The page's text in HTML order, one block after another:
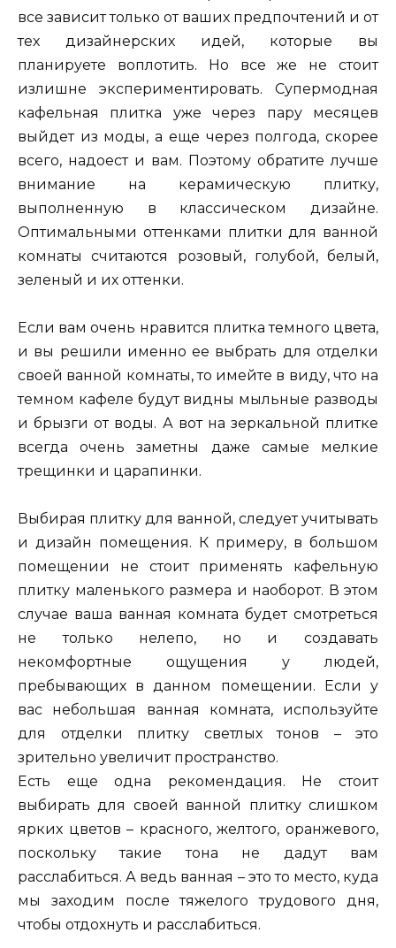
все зависит только от ваших предпочтений и от
тех дизайнерских идей, которые вы
планируете воплотить. Но все же не стоит
излишне экспериментировать. Супермодная
кафельная плитка уже через пару месяцев
выйдет из моды, а еще через полгода, скорее
всего, надоест и вам. Поэтому обратите лучше
внимание на керамическую плитку,
выполненную в классическом дизайне.
Оптимальными оттенками плитки для ванной
комнаты считаются розовый, голубой, белый,
зеленый и их оттенки.
Если вам очень нравится плитка темного цвета,
и вы решили именно ее выбрать для отделки
своей ванной комнаты, то имейте в виду, что на
темном кафеле будут видны мыльные разводы
и брызги от воды. А вот на зеркальной плитке
всегда очень заметны даже самые мелкие
трещинки и царапинки.
Выбирая плитку для ванной, следует учитывать
и дизайн помещения. К примеру, в большом
помещении не стоит применять кафельную
плитку маленького размера и наоборот. В этом
случае ваша ванная комната будет смотреться
не только нелепо, но и создавать
некомфортные ощущения у людей,
пребывающих в данном помещении. Если у
вас небольшая ванная комната, используйте
для отделки плитку светлых тонов – это
зрительно увеличит пространство.
Есть еще одна рекомендация. Не стоит
выбирать для своей ванной плитку слишком
ярких цветов – красного, желтого, оранжевого,
поскольку такие тона не дадут вам
расслабиться. А ведь ванная – это то место, куда
мы заходим после тяжелого трудового дня,
чтобы отдохнуть и расслабиться.